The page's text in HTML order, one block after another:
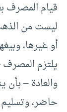
قيام المصرف
ليست من
أو غيرها،
يلتزم
والعادة –
حاضر، وتسليم